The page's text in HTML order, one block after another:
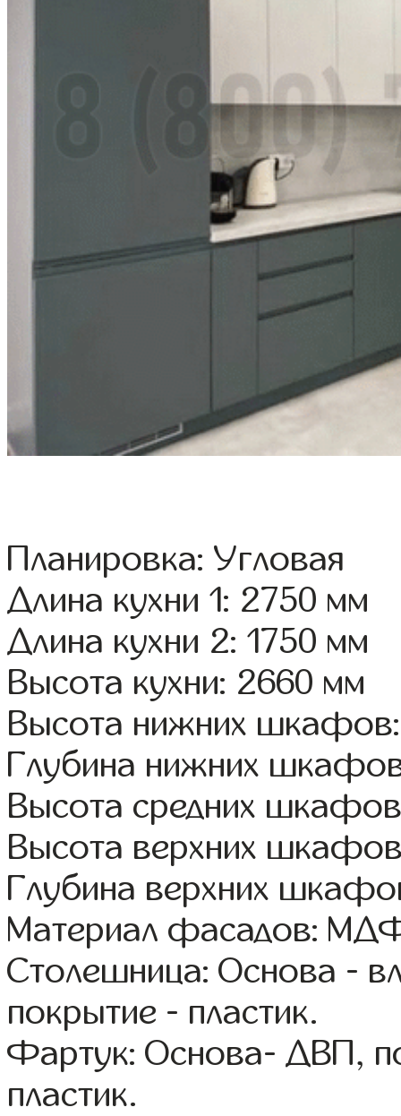
Планировка: Угловая
Длина кухни 1: 2750 мм
Длина кухни 2: 1750 мм
Высота кухни: 2660 мм
Высота нижних
Глубина нижних
Высота средних
Высота верхних
Глубина верхних
Материал фасадов:
Столешница: Основа -
покрытие - пластик.
Фартук: Основа- ДВП,
пластик.